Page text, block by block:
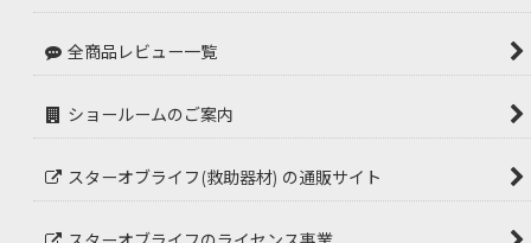
全商品レビュー一覧
ショールームのご案内
スターオブライフ(救助器材) の通販サイト